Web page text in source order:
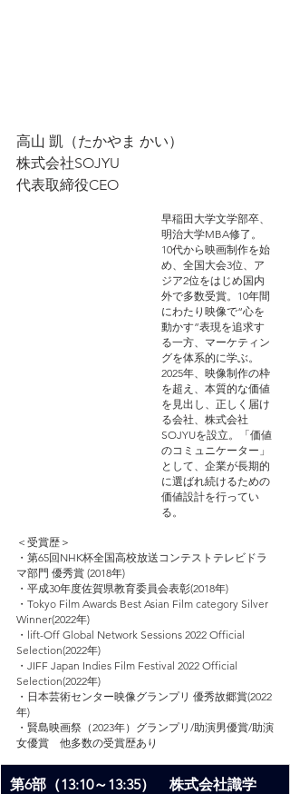
高山 凱（たかやま かい）
株式会社SOJYU
代表取締役CEO
早稲田大学文学部卒、
明治大学MBA修了。
10代から映画制作を始
め、全国大会3位、ア
ジア2位をはじめ国内
外で多数受賞。10年間
にわたり映像で“心を
動かす”表現を追求す
る一方、マーケティン
グを体系的に学ぶ。
2025年、映像制作の枠
を超え、本質的な価値
を見出し、正しく届け
る会社、株式会社
SOJYUを設立。「価値
のコミュニケーター」
として、企業が長期的
に選ばれ続けるための
価値設計を行ってい
る。
＜受賞歴＞
・第65回NHK杯全国高校放送コンテストテレビドラ
マ部門 優秀賞 (2018年)
・平成30年度佐賀県教育委員会表彰(2018年)
・Tokyo Film Awards Best Asian Film category Silver
Winner(2022年)
・lift-Off Global Network Sessions 2022 Official
Selection(2022年)
・JIFF Japan Indies Film Festival 2022 Official
Selection(2022年)
・日本芸術センター映像グランプリ 優秀故郷賞(2022
年)
・賢島映画祭（2023年）グランプリ/助演男優賞/助演
女優賞　他多数の受賞歴あり
第6部（13:10～13:35）　株式会社識学